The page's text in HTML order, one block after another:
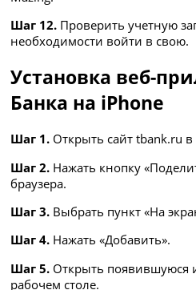
Шаг 12. Проверить учетную
необходимости войти в свою.
Установка веб-
Банка на iPhone
Шаг 1. Открыть сайт tbank.ru в
Шаг 2. Нажать кнопку
браузера.
Шаг 3. Выбрать пункт «На
Шаг 4. Нажать «Добавить».
Шаг 5. Открыть появившуюся
рабочем столе.